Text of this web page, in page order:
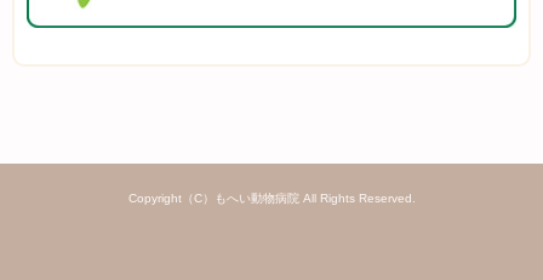
Copyright（C）もへい動物病院 All Rights Reserved.